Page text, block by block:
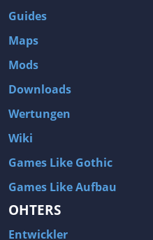
Guides
Maps
Mods
Downloads
Wertungen
Wiki
Games Like Gothic
Games Like Aufbau
OHTERS
Entwickler